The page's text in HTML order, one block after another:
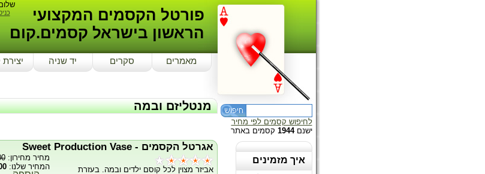
פורטל הקסמים המקצועי
הראשון בישראל קסמים.קום
מאמרים סקרים יד שניה
לחיפוש קסמים לפי מחיר
ישנם1944 קסמים באתר
איך מזמינים
מנטליזם ובמה
אגרטל הקסמים - Sweet Production Vase
אביזר מצוין לכל קוסם ילדים ובמה. בעזרת
מחיר מחירון:₪
המחיר שלנו:₪